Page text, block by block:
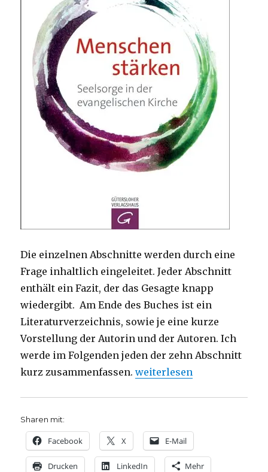
Die einzelnen Abschnitte werden durch eine
Frage inhaltlich eingeleitet. Jeder Abschnitt
enthält ein Fazit, der das Gesagte knapp
wiedergibt. Am Ende des Buches ist ein
Literaturverzeichnis, sowie je eine kurze
Vorstellung der Autorin und der Autoren. Ich
werde im Folgenden jeden der zehn Abschnitt
kurz zusammenfassen.„„Menschen stärken“ im
weiterlesen
Sharen mit:
Facebook X E-Mail
Drucken LinkedIn Mehr